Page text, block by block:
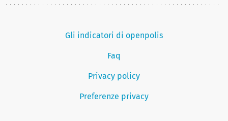
Gli indicatori di openpolis
Faq
Privacy policy
Preferenze privacy